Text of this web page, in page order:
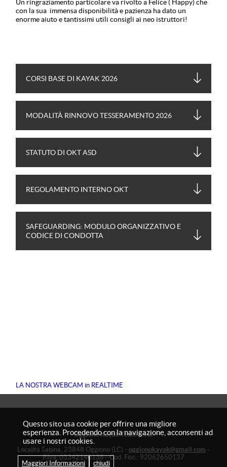
Un ringraziamento particolare va rivolto a Felice ( Happy) che
con la sua immensa disponibilità e pazienza ha dato un
enorme aiuto e tantissimi utili consigli ai neo istruttori!
CORSI BASE DI KAYAK 2026
MODALITÀ RINNOVO TESSERAMENTO 2026
STATUTO DI OKT ASD
REGOLAMENTO INTERNO OKT
SAFEGUARDING: MODULO ORGANIZZATIVO E
CODICE DI CONDOTTA
LA NOSTRA WEBCAM in REALTIME
Oggiono Kayak Team​ ​a.s.d.
Località Sabina, 23848 Oggiono (LC) - oggionokayak@gmail.com -
P.Iva: 03342140138 - Cod. Fisc.: 92062650137
Questo sito usa cookie per offrire una migliore
esperienza. Procedendo con la navigazione, acconsenti ad
usare i nostri cookies.
Maggiori Informazioni chiudi